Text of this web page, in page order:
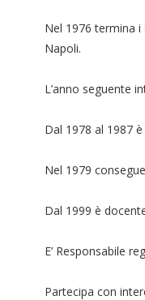
Nel 1976 termina i
Napoli.
L’anno seguente
Dal 1978 al 1987
Nel 1979
Dal 1999 è
E’ Responsabile
Partecipa con